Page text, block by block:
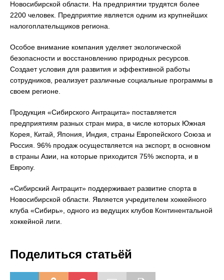
Новосибирской области. На предприятии трудятся более
2200 человек. Предприятие является одним из крупнейших
налогоплательщиков региона.
Особое внимание компания уделяет экологической
безопасности и восстановлению природных ресурсов.
Создает условия для развития и эффективной работы
сотрудников, реализует различные социальные программы в
своем регионе.
Продукция «Сибирского Антрацита» поставляется
предприятиям разных стран мира, в числе которых Южная
Корея, Китай, Япония, Индия, страны Европейского Союза и
Россия. 96% продаж осуществляется на экспорт, в основном
в страны Азии, на которые приходится 75% экспорта, и в
Европу.
«Сибирский Антрацит» поддерживает развитие спорта в
Новосибирской области. Является учредителем хоккейного
клуба «Сибирь», одного из ведущих клубов Континентальной
хоккейной лиги.
Поделиться статьёй